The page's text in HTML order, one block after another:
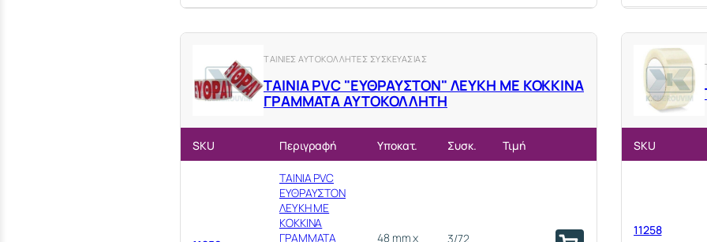
ΤΑΙΝΙΕΣ ΑΥΤΟΚΟΛΛΗΤΕΣ ΣΥΣΚΕΥΑΣΙΑΣ
ΤΑΙΝΙΑ ΡVC "ΕΥΘΡΑΥΣΤΟΝ" ΛΕΥΚΗ ΜΕ ΚΟΚΚΙΝΑ
ΓΡΑΜΜΑΤΑ ΑΥΤΟΚΟΛΛΗΤΗ
SKU Περιγραφή Υποκατ. Συσκ. Τιμή
ΤΑΙΝΙΑ PVC
ΕΥΘΡΑΥΣΤΟΝ
ΛΕΥΚΗ ΜΕ
ΚΟΚΚΙΝΑ
ΓΡΑΜΜΑΤΑ
48 mm x
3/72
SKU
11258